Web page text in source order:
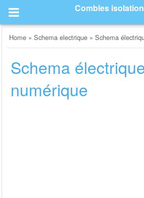
content
Combles isolation
Home »Schema electrique »Schema
Schema
numérique